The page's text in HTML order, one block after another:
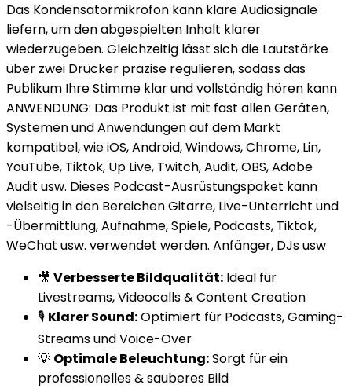
Das Kondensatormikrofon kann klare Audiosignale
liefern, um den abgespielten Inhalt klarer
wiederzugeben. Gleichzeitig lässt sich die Lautstärke
über zwei Drücker präzise regulieren, sodass das
Publikum Ihre Stimme klar und vollständig hören kann
ANWENDUNG: Das Produkt ist mit fast allen Geräten,
Systemen und Anwendungen auf dem Markt
kompatibel, wie iOS, Android, Windows, Chrome, Lin,
YouTube, Tiktok, Up Live, Twitch, Audit, OBS, Adobe
Audit usw. Dieses Podcast-Ausrüstungspaket kann
vielseitig in den Bereichen Gitarre, Live-Unterricht und
-Übermittlung, Aufnahme, Spiele, Podcasts, Tiktok,
WeChat usw. verwendet werden. Anfänger, DJs usw
🎥 Verbesserte Bildqualität: Ideal für
Livestreams, Videocalls & Content Creation
🎙️ Klarer Sound:Optimiert für Podcasts, Gaming-
Streams und Voice-Over
💡 Optimale Beleuchtung:Sorgt für ein
professionelles & sauberes Bild